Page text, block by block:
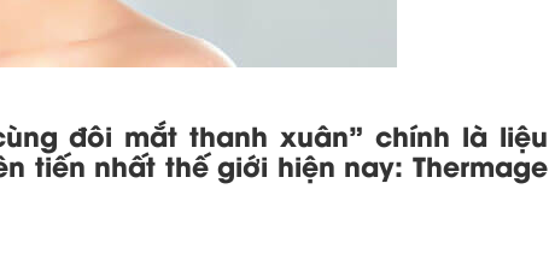
đôi mắt thanh xuân” chính là liệu
tiến nhất thế giới hiện nay: Thermage